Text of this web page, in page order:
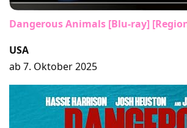
Dangerous Animals [Blu-ray]
USA
ab 7. Oktober 2025